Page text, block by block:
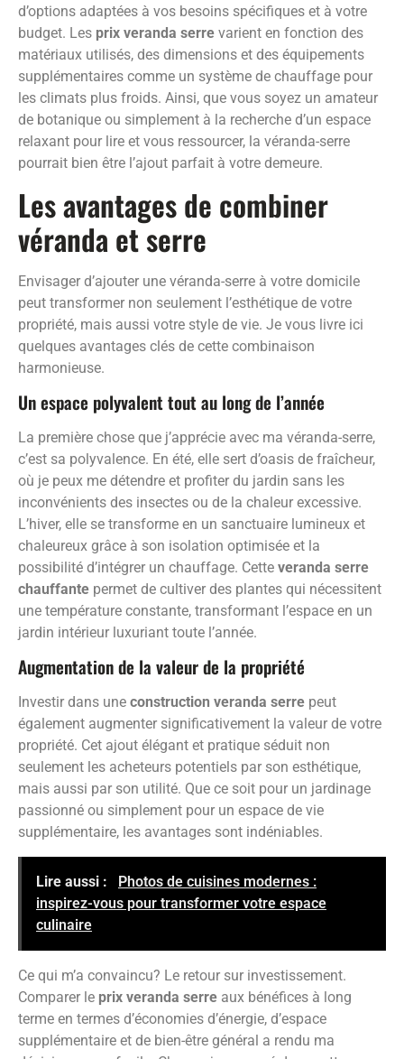
d’options adaptées à vos besoins spécifiques et à votre
budget. Les prix veranda serre varient en fonction des
matériaux utilisés, des dimensions et des équipements
supplémentaires comme un système de chauffage pour
les climats plus froids. Ainsi, que vous soyez un amateur
de botanique ou simplement à la recherche d’un espace
relaxant pour lire et vous ressourcer, la véranda-serre
pourrait bien être l’ajout parfait à votre demeure.
Les avantages de combiner
véranda et serre
Envisager d’ajouter une véranda-serre à votre domicile
peut transformer non seulement l’esthétique de votre
propriété, mais aussi votre style de vie. Je vous livre ici
quelques avantages clés de cette combinaison
harmonieuse.
Un espace polyvalent tout au long de l’année
La première chose que j’apprécie avec ma véranda-serre,
c’est sa polyvalence. En été, elle sert d’oasis de fraîcheur,
où je peux me détendre et profiter du jardin sans les
inconvénients des insectes ou de la chaleur excessive.
L’hiver, elle se transforme en un sanctuaire lumineux et
chaleureux grâce à son isolation optimisée et la
possibilité d’intégrer un chauffage. Cette veranda serre
chauffante permet de cultiver des plantes qui nécessitent
une température constante, transformant l’espace en un
jardin intérieur luxuriant toute l’année.
Augmentation de la valeur de la propriété
Investir dans une construction veranda serre peut
également augmenter significativement la valeur de votre
propriété. Cet ajout élégant et pratique séduit non
seulement les acheteurs potentiels par son esthétique,
mais aussi par son utilité. Que ce soit pour un jardinage
passionné ou simplement pour un espace de vie
supplémentaire, les avantages sont indéniables.
Lire aussi :
Photos de cuisines modernes :
inspirez-vous pour transformer votre espace
culinaire
Ce qui m’a convaincu? Le retour sur investissement.
Comparer le prix veranda serre aux bénéfices à long
terme en termes d’économies d’énergie, d’espace
supplémentaire et de bien-être général a rendu ma